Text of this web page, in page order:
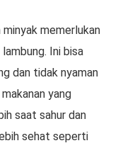
memerlukan
Ini bisa
dan tidak nyaman
yang
saat sahur dan
sehat seperti